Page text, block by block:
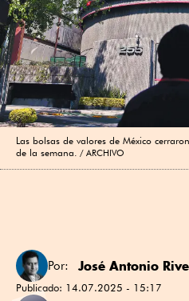
Las bolsas de valores de México
de la semana.
ARCHIVO
Por: José Antonio
Publicado: 14.07.2025 - 15:17